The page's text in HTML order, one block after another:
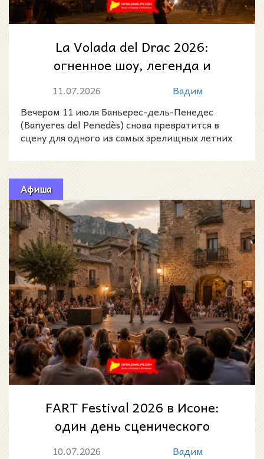
La Volada del Drac 2026:
огненное шоу, легенда и
коррефок в Баньерес-дель-
11.07.2026
Вадим
Вечером 11 июля Баньерес-дель-Пенедес
(Banyeres del Penedès) снова превратится в
сцену для одного из самых зрелищных летних
Афиша
FART Festival 2026 в Исоне:
один день сценического
искусства в сердце Пальярс-
10.07.2026
Вадим